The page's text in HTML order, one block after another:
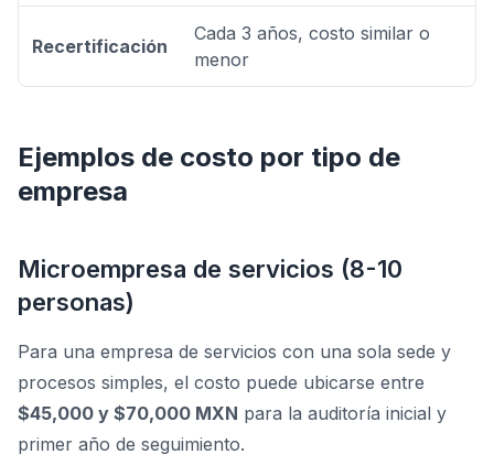
Recertificación
Cada 3 años, costo similar o
menor
Ejemplos de costo por tipo de
empresa
Microempresa de servicios (8-10
personas)
Para una empresa de servicios con una sola sede y
procesos simples, el costo puede ubicarse entre
$45,000 y $70,000 MXN para la auditoría inicial y
primer año de seguimiento.